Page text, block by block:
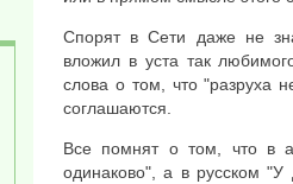
Спорят в Сети даже не
вложил в уста так
слова о том, что "разруха
соглашаются.
Все помнят о том, что в
одинаково", а в русском